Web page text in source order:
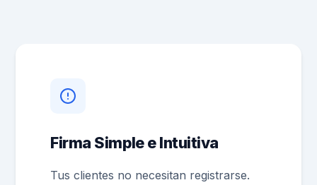
Firma Simple e Intuitiva
Tus clientes no necesitan registrarse.